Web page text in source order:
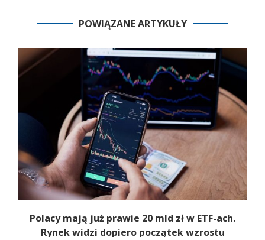
POWIĄZANE ARTYKUŁY
Polacy mają już prawie 20 mld zł w ETF-ach.
Rynek widzi dopiero początek wzrostu